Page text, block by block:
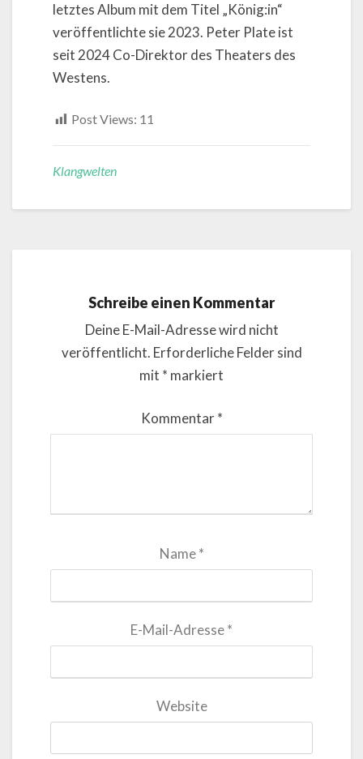
letztes Album mit dem Titel „König:in“
veröffentlichte sie 2023. Peter Plate ist
seit 2024 Co-Direktor des Theaters des
Westens.
Post Views: 11
Klangwelten
Schreibe einen Kommentar
Deine E-Mail-Adresse wird nicht
veröffentlicht. Erforderliche Felder sind
mit * markiert
Kommentar*
Name*
E-Mail-Adresse*
Website